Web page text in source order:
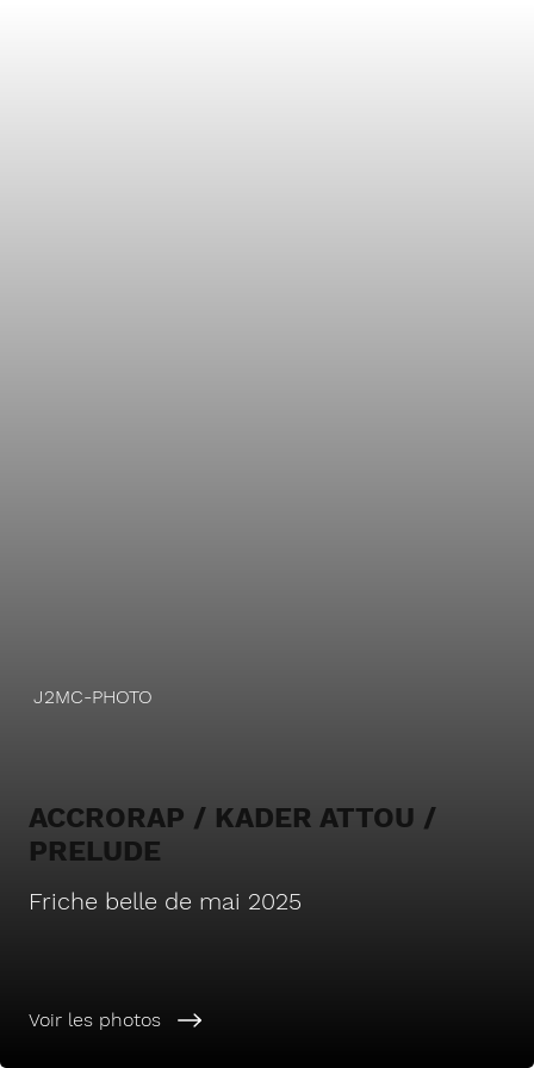
Voir les photos
J2MC-PHOTO
Friche belle de mai 2025
ACCRORAP / KADER ATTOU /
PRELUDE